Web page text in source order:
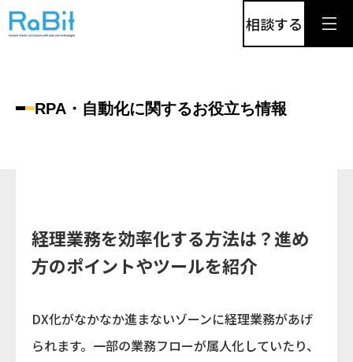
相談する
RPA・自動化に関するお役立ち情報
経理業務を効率化する方法は？進め
方のポイントやツールを紹介
DX化がなかなか進まないゾーンに経理業務があげ
られます。一部の業務フローが属人化していたり、